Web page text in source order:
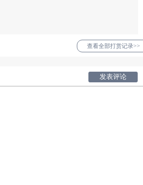
查看全部打赏记录>>
发表评论